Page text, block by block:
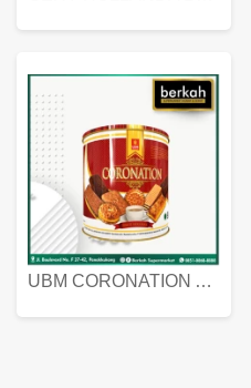
UBM CORONATION ASSORTED BISKUIT KALENG 450 GRAM